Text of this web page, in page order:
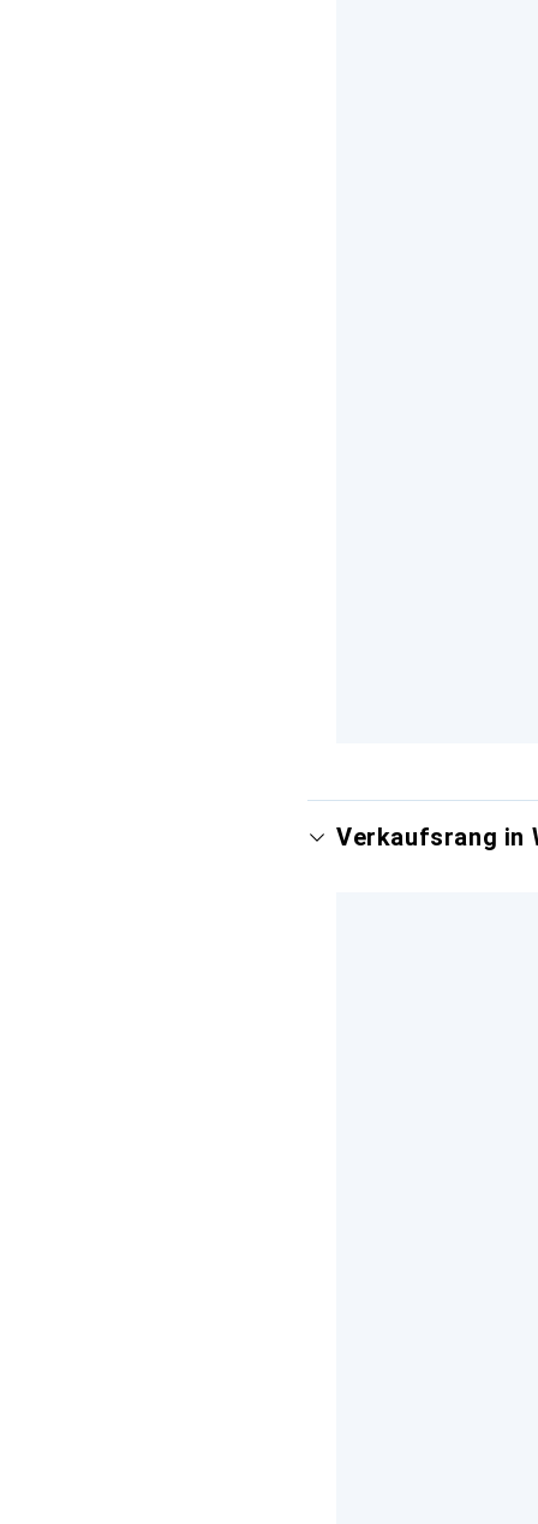
Verkaufsrang in